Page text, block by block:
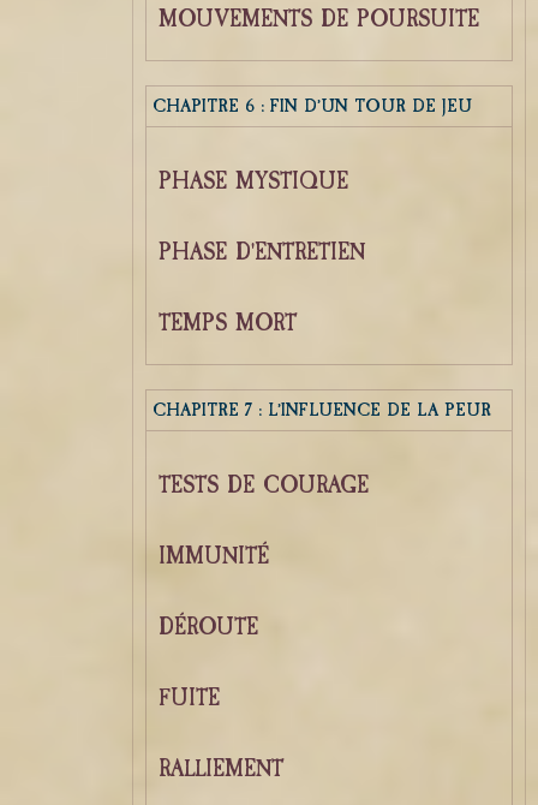
MOUVEMENTS DE POURSUITE
CHAPITRE 6 : FIN D’UN TOUR DE JEU
PHASE MYSTIQUE
PHASE D'ENTRETIEN
TEMPS MORT
CHAPITRE 7 : L’INFLUENCE DE LA PEUR
TESTS DE COURAGE
IMMUNITÉ
DÉROUTE
FUITE
RALLIEMENT